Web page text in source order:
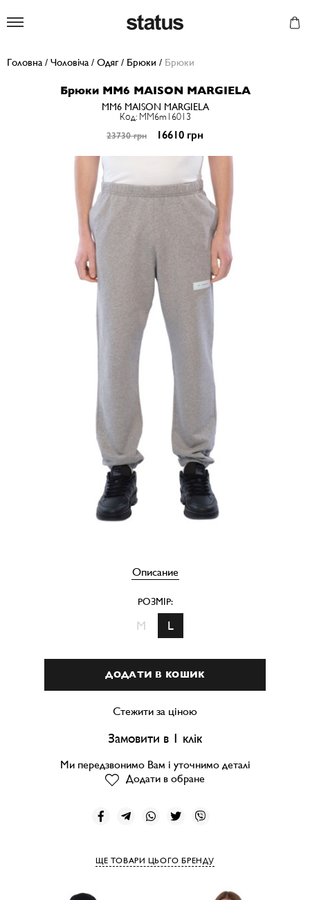
Головна / Чоловіча / Одяг/ Брюки / Брюки
Брюки MM6 MAISON MARGIELA
MM6 MAISON MARGIELA
Код: MM6m16013
23730 грн 16610 грн
Описание
РОЗМІР:
M L
ДОДАТИ В КОШИК
Стежити за ціною
Замовити в 1 клік
Ми передзвонимо Вам і уточнимо деталі
Додати в обране
ЩЕ ТОВАРИ ЦЬОГО БРЕНДУ